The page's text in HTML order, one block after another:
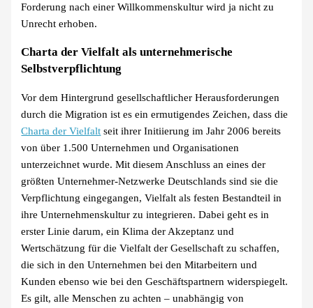
Forderung nach einer Willkommenskultur wird ja nicht zu
Unrecht erhoben.
Charta der Vielfalt als unternehmerische
Selbstverpflichtung
Vor dem Hintergrund gesellschaftlicher Herausforderungen
durch die Migration ist es ein ermutigendes Zeichen, dass die
Charta der Vielfalt seit ihrer Initiierung im Jahr 2006 bereits
von über 1.500 Unternehmen und Organisationen
unterzeichnet wurde. Mit diesem Anschluss an eines der
größten Unternehmer-Netzwerke Deutschlands sind sie die
Verpflichtung eingegangen, Vielfalt als festen Bestandteil in
ihre Unternehmenskultur zu integrieren. Dabei geht es in
erster Linie darum, ein Klima der Akzeptanz und
Wertschätzung für die Vielfalt der Gesellschaft zu schaffen,
die sich in den Unternehmen bei den Mitarbeitern und
Kunden ebenso wie bei den Geschäftspartnern widerspiegelt.
Es gilt, alle Menschen zu achten – unabhängig von